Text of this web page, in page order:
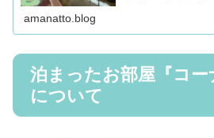
amanatto.blog
泊まったお部屋『コー
について